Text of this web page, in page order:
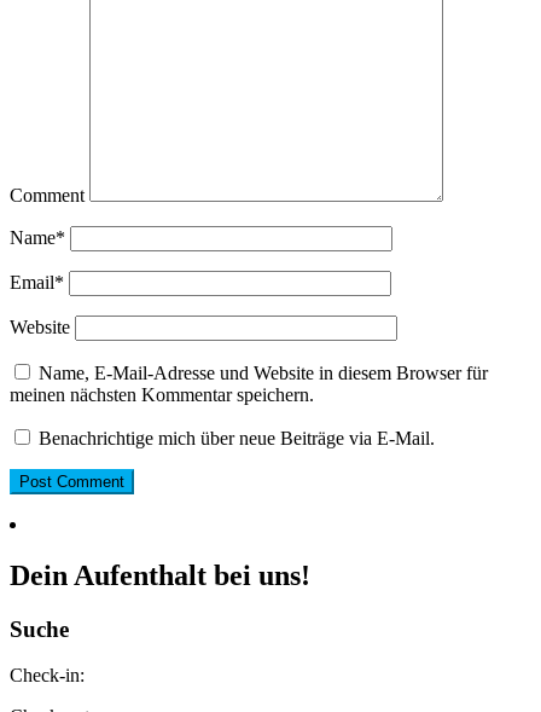
Comment
Name*
Email*
Website
Name, E-Mail-Adresse und Website in diesem Browser für
meinen nächsten Kommentar speichern.
Benachrichtige mich über neue Beiträge via E-Mail.
Dein Aufenthalt bei uns!
Suche
Check-in: